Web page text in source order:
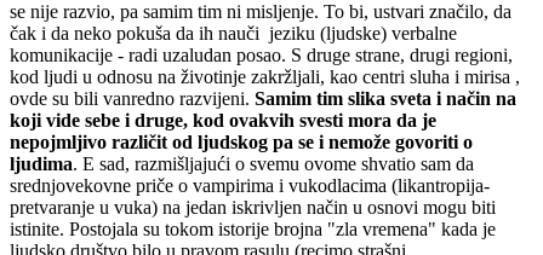
se nije razvio, pa samim tim ni misljenje. To bi, ustvari značilo, da
čak i da neko pokuša da ih nauči jeziku (ljudske) verbalne
komunikacije - radi uzaludan posao. S druge strane, drugi regioni,
kod ljudi u odnosu na životinje zakržljali, kao centri sluha i mirisa ,
ovde su bili vanredno razvijeni. Samim tim slika sveta i način na
koji vide sebe i druge, kod ovakvih svesti mora da je
nepojmljivo različit od ljudskog pa se i nemože govoriti o
ljudima. E sad, razmišljajući o svemu ovome shvatio sam da
srednjovekovne priče o vampirima i vukodlacima (likantropija-
pretvaranje u vuka) na jedan iskrivljen način u osnovi mogu biti
istinite. Postojala su tokom istorije brojna "zla vremena" kada je
ljudsko društvo bilo u pravom rasulu (recimo strašni